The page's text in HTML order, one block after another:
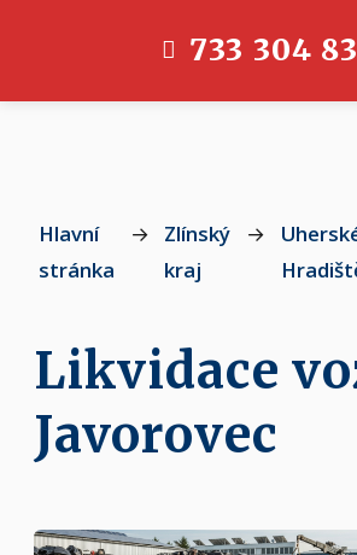
733 304
Hlavní
stránka
→
Zlínský
kraj
→
Likvidace
Javorovec